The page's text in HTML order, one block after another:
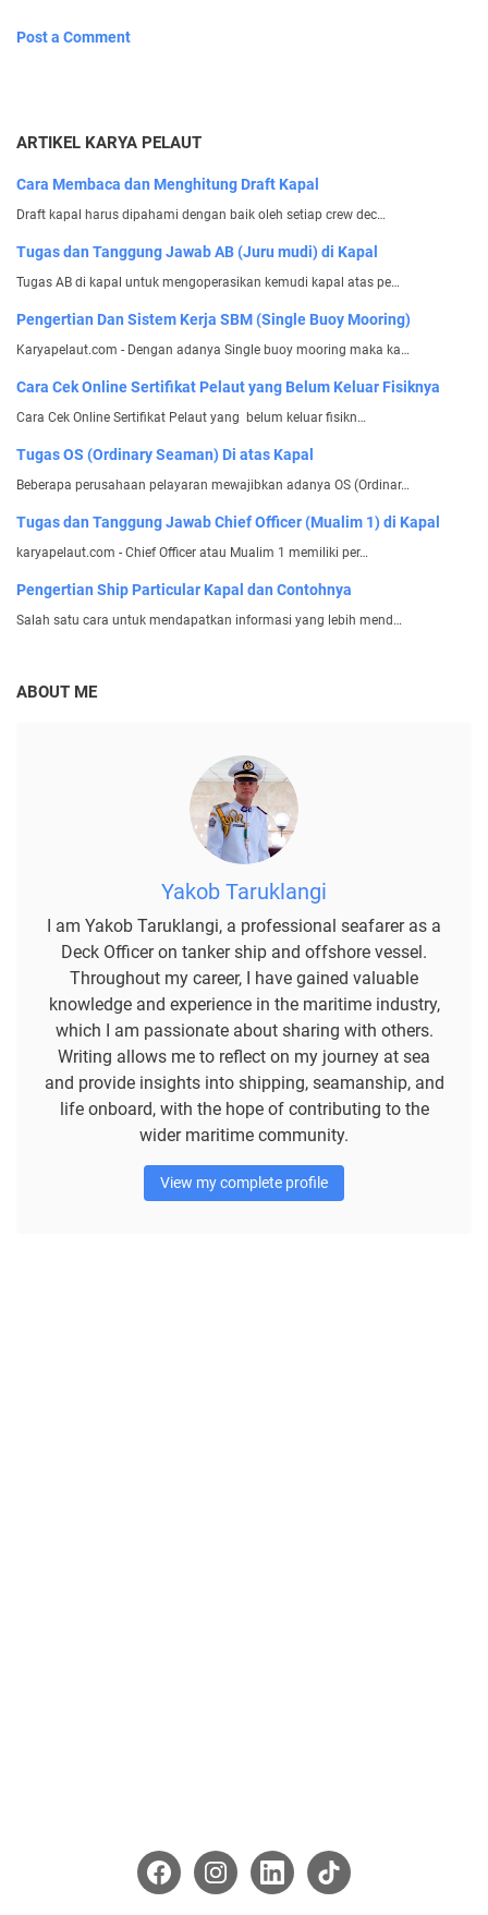
Post a Comment
ARTIKEL KARYA PELAUT
Cara Membaca dan Menghitung Draft Kapal
Draft kapal harus dipahami dengan baik oleh setiap crew dec…
Tugas dan Tanggung Jawab AB (Juru mudi) di Kapal
Tugas AB di kapal untuk mengoperasikan kemudi kapal atas pe…
Pengertian Dan Sistem Kerja SBM (Single Buoy Mooring)
Karyapelaut.com - Dengan adanya Single buoy mooring maka ka…
Cara Cek Online Sertifikat Pelaut yang Belum Keluar Fisiknya
Cara Cek Online Sertifikat Pelaut yang belum keluar fisikn…
Tugas OS (Ordinary Seaman) Di atas Kapal
Beberapa perusahaan pelayaran mewajibkan adanya OS (Ordinar…
Tugas dan Tanggung Jawab Chief Officer (Mualim 1) di Kapal
karyapelaut.com - Chief Officer atau Mualim 1 memiliki per…
Pengertian Ship Particular Kapal dan Contohnya
Salah satu cara untuk mendapatkan informasi yang lebih mend…
ABOUT ME
Yakob Taruklangi
I am Yakob Taruklangi, a professional seafarer as a
Deck Officer on tanker ship and offshore vessel.
Throughout my career, I have gained valuable
knowledge and experience in the maritime industry,
which I am passionate about sharing with others.
Writing allows me to reflect on my journey at sea
and provide insights into shipping, seamanship, and
life onboard, with the hope of contributing to the
wider maritime community.
View my complete profile